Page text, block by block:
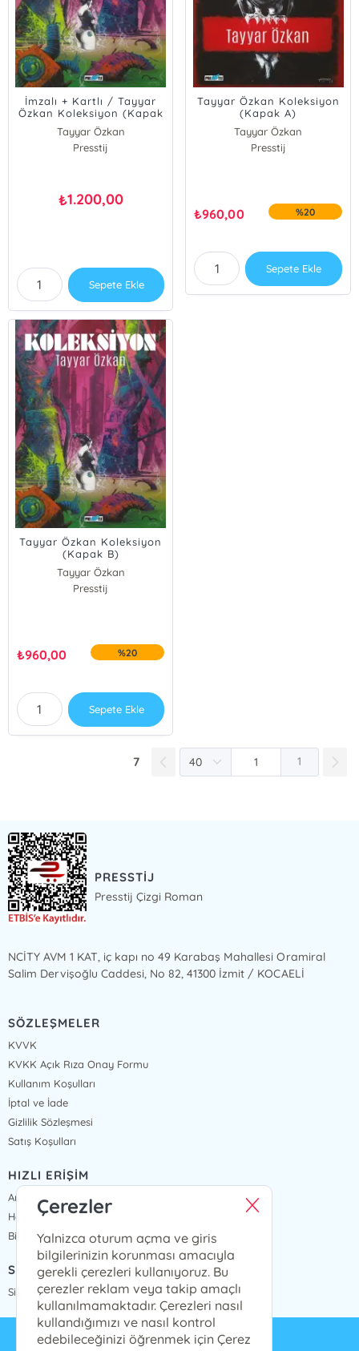
İmzalı + Kartlı / Tayyar
Özkan Koleksiyon (Kapak
B)
Tayyar Özkan
Presstij
₺1.200,00
Sepete Ekle
Tayyar Özkan Koleksiyon
(Kapak A)
Tayyar Özkan
Presstij
₺960,00 %20
Sepete Ekle
Tayyar Özkan Koleksiyon
(Kapak B)
Tayyar Özkan
Presstij
₺960,00 %20
Sepete Ekle
7 1
PRESSTİJ
Presstij Çizgi Roman
NCİTY AVM 1 KAT, iç kapı no 49 Karabaş Mahallesi Oramiral
Salim Dervişoğlu Caddesi, No 82, 41300 İzmit / KOCAELİ
SÖZLEŞMELER
KVVK
KVKK Açık Rıza Onay Formu
Kullanım Koşulları
İptal ve İade
Gizlilik Sözleşmesi
Satış Koşulları
HIZLI ERİŞİM
Anasayfa
Hakkımızda
Bize Ulaşın
SİPARİŞ TAKİP
Sipariş Takip
info@presstij.com.tr
Çerezler
Yalnizca oturum açma ve giris
bilgilerinizin korunması amacıyla
gerekli çerezleri kullanıyoruz. Bu
çerezler reklam veya takip amaçlı
kullanılmamaktadır. Çerezleri nasıl
kullandığımızı ve nasıl kontrol
edebileceğinizi öğrenmek için Çerez